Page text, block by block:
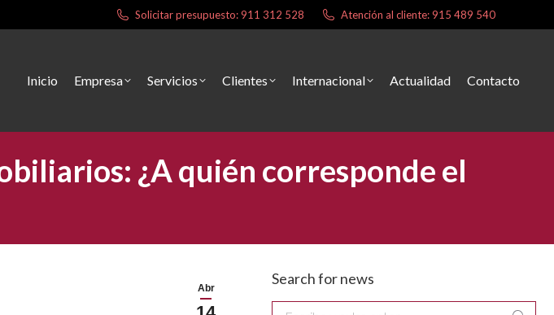
Solicitar presupuesto: 911 312 528 Atención al cliente: 915 489 540
Inicio Empresa Servicios Clientes Internacional Actualidad Contacto
¿A quién corresponde el
Abr
Search for news
Buscar: